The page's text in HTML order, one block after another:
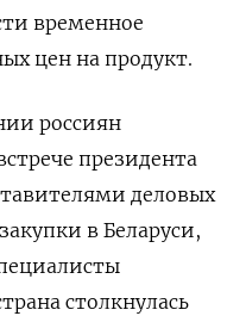
временное
цен на продукт.
россиян
президента
деловых
в Беларуси,
столкнулась